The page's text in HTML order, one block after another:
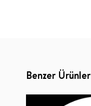
Benzer Ürünler